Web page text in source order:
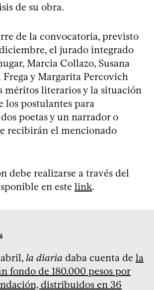
de su obra.
de la convocatoria, previsto
el jurado integrado
Marcia Collazo, Susana
y Margarita Percovich
méritos literarios y la situación
los postulantes para
poetas y un narrador o
recibirán el mencionado
debe realizarse a través del
en este link.
la diaria daba cuenta de la
fondo de 180.000 pesos por
distribuidos en 36